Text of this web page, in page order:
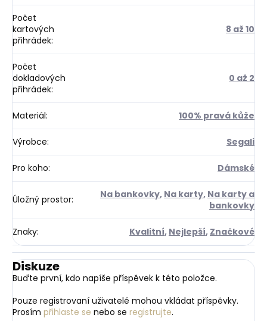
Počet
kartových
přihrádek:
8 až 10
Počet
dokladových
přihrádek:
0 až 2
Materiál: 100% pravá kůže
Výrobce: Segali
Pro koho: Dámské
Úložný prostor: Na bankovky, Na karty, Na karty a
bankovky
Znaky: Kvalitní, Nejlepší, Značkové
Diskuze
Buďte první, kdo napíše příspěvek k této položce.
Pouze registrovaní uživatelé mohou vkládat příspěvky.
Prosím přihlaste se nebo se registrujte.